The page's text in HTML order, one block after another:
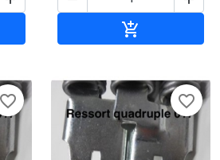

favorite_border favorite_border